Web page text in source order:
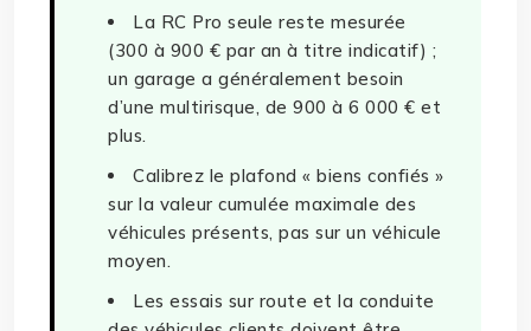
La RC Pro seule reste mesurée
(300 à 900 € par an à titre indicatif) ;
un garage a généralement besoin
d’une multirisque, de 900 à 6 000 € et
plus.
Calibrez le plafond « biens confiés »
sur la valeur cumulée maximale des
véhicules présents, pas sur un véhicule
moyen.
Les essais sur route et la conduite